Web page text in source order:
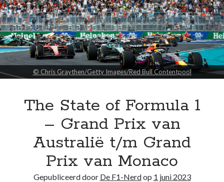
—Sebastian Vettel
Zoeken
Recente berichten
Het regeldilemma van de Formule 1
Briefje aan Jos – Grand Prix van Bahrein 2024
Boekrecensie: Frank Worrall – Lewis Hamilton
De Formule 1 weigert Andretti enkel uit hebzucht, ondanks de
woordenbrij
© Chris Graythen/Getty Images/Red Bull Contentpool
The State of Formula 1
– Grand Prix van
Australië t/m Grand
Prix van Monaco
Gepubliceerd door De F1-Nerdop 1 juni 2023